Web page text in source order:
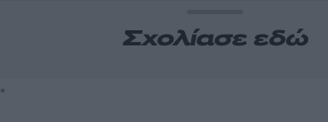
Σχολίασε εδώ